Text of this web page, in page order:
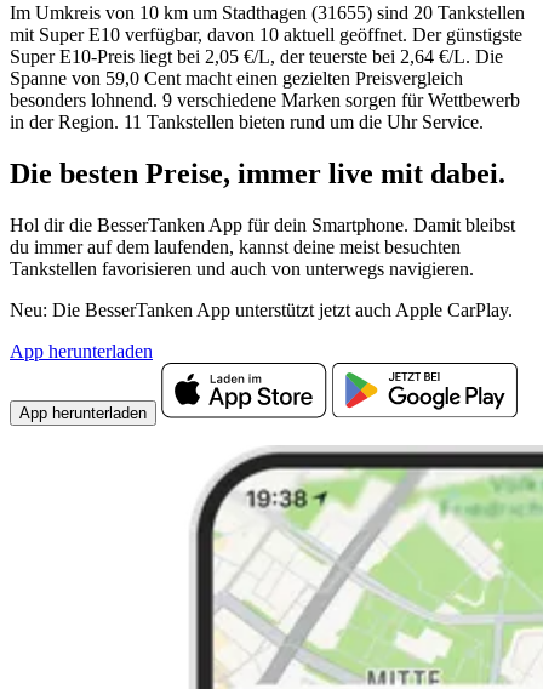
Im Umkreis von 10 km um Stadthagen (31655) sind 20 Tankstellen
mit Super E10 verfügbar, davon 10 aktuell geöffnet. Der günstigste
Super E10-Preis liegt bei 2,05 €/L, der teuerste bei 2,64 €/L. Die
Spanne von 59,0 Cent macht einen gezielten Preisvergleich
besonders lohnend. 9 verschiedene Marken sorgen für Wettbewerb
in der Region. 11 Tankstellen bieten rund um die Uhr Service.
Die besten Preise, immer live mit dabei.
Hol dir die BesserTanken App für dein Smartphone. Damit bleibst
du immer auf dem laufenden, kannst deine meist besuchten
Tankstellen favorisieren und auch von unterwegs navigieren.
Neu: Die BesserTanken App unterstützt jetzt auch Apple CarPlay.
App herunterladen
App herunterladen